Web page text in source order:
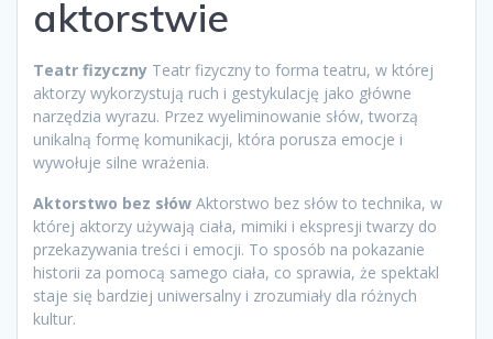
aktorstwie
Teatr fizyczny Teatr fizyczny to forma teatru, w której
aktorzy wykorzystują ruch i gestykulację jako główne
narzędzia wyrazu. Przez wyeliminowanie słów, tworzą
unikalną formę komunikacji, która porusza emocje i
wywołuje silne wrażenia.
Aktorstwo bez słów Aktorstwo bez słów to technika, w
której aktorzy używają ciała, mimiki i ekspresji twarzy do
przekazywania treści i emocji. To sposób na pokazanie
historii za pomocą samego ciała, co sprawia, że spektakl
staje się bardziej uniwersalny i zrozumiały dla różnych
kultur.